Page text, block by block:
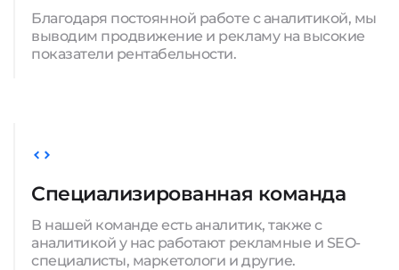
Благодаря постоянной работе с аналитикой, мы
выводим продвижение и рекламу на высокие
показатели рентабельности.
Специализированная команда
В нашей команде есть аналитик, также с
аналитикой у нас работают рекламные и SEO-
специалисты, маркетологи и другие.